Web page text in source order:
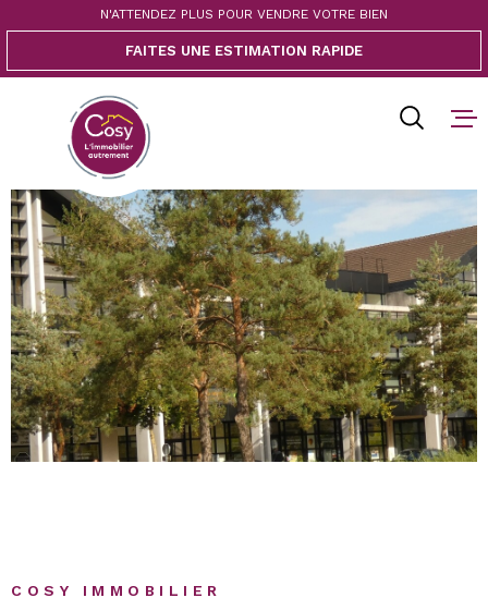
àà
recherche
au
principal
au
ACHETER
VENDRE
BIENS
BLOG
CONTACT
N'ATTENDEZ PLUS POUR VENDRE VOTRE BIEN
FAITES UNE ESTIMATION RAPIDE
COSY IMMOBILIER